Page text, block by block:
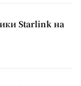
Starlink на